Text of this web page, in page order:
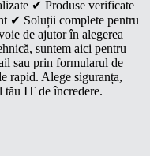
✔ Produse verificate
✔ Soluții complete pentru
de ajutor în alegerea
suntem aici pentru
sau prin formularul de
rapid. Alege siguranța,
tău IT de încredere.